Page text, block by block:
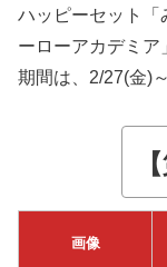
ハッピーセット
ーローアカデミア
期間は、2/27(金)
画像